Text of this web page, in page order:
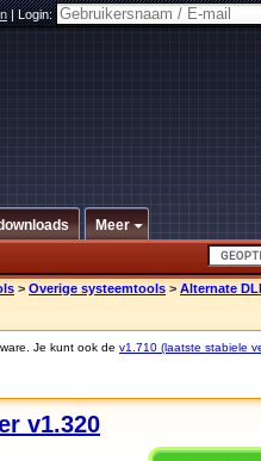
|Login:
Meer
> Overige systeemtools > Alternate
Je kunt ook de v1.710 (laatste stabiele
v1.320